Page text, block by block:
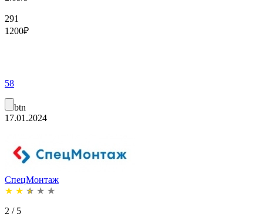
291
1200₽
58
btn
17.01.2024
СпецМонтаж
★ ★ ★ ★ ★
2 / 5